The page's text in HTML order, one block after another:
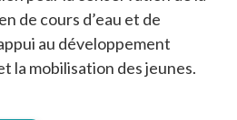
de cours d’eau et de
au développement
la mobilisation des jeunes.